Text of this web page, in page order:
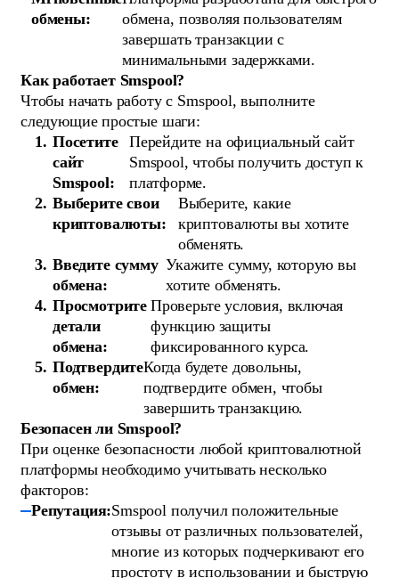
обмены:
обмена, позволяя пользователям
завершать транзакции с
минимальными задержками.
Как работает Smspool?
Чтобы начать работу с Smspool, выполните
следующие простые шаги:
Посетите
сайт
Smspool:
Перейдите на официальный сайт
Smspool, чтобы получить доступ к
платформе.
Выберите свои
криптовалюты:
Выберите, какие
криптовалюты вы хотите
обменять.
Введите сумму
обмена:
Укажите сумму, которую вы
хотите обменять.
Просмотрите
детали
обмена:
Проверьте условия, включая
функцию защиты
фиксированного курса.
Подтвердите
обмен:
Когда будете довольны,
подтвердите обмен, чтобы
завершить транзакцию.
Безопасен ли Smspool?
При оценке безопасности любой криптовалютной
платформы необходимо учитывать несколько
факторов:
Репутация:Smspool получил положительные
отзывы от различных пользователей,
многие из которых подчеркивают его
простоту в использовании и быструю